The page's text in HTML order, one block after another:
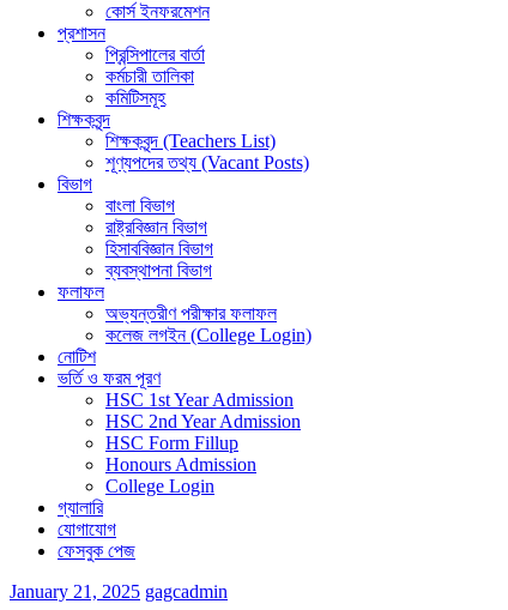
কোর্স ইনফরমেশন
প্রশাসন
প্রিন্সিপালের বার্তা
কর্মচারী তালিকা
কমিটিসমূহ
শিক্ষকবৃন্দ
শিক্ষকবৃন্দ (Teachers List)
শূণ্যপদের তথ্য (Vacant Posts)
বিভাগ
বাংলা বিভাগ
রাষ্ট্রবিজ্ঞান বিভাগ
হিসাববিজ্ঞান বিভাগ
ব্যবস্থাপনা বিভাগ
ফলাফল
অভ্যন্তরীণ পরীক্ষার ফলাফল
কলেজ লগইন (College Login)
নোটিশ
ভর্তি ও ফরম পূরণ
HSC 1st Year Admission
HSC 2nd Year Admission
HSC Form Fillup
Honours Admission
College Login
গ্যালারি
যোগাযোগ
ফেসবুক পেজ
January 21, 2025 gagcadmin